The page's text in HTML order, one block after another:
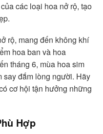
các loại hoa nở rộ, tạo
rộ, mang đến không khí
hoa ban và hoa
tháng 6, mùa hoa sim
say đắm lòng người. Hãy
cơ hội tận hưởng những
Hợp